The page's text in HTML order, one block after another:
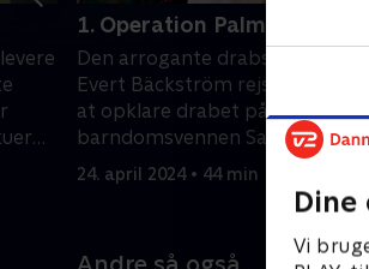
Dine
Vi
1. Operation Palma
Den arrogante
Evert Bäckström rejser til
at opklare drabet på
barndomsvennen Sally, men
ud i et nyt, brutalt mysterium.
24. april 2024 • 44 min